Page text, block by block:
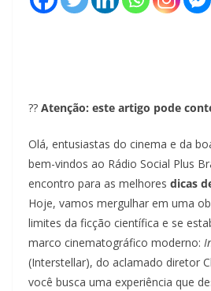
?? Atenção: este artigo pode
Olá, entusiastas do cinema e da
bem-vindos ao Rádio Social Plus
encontro para as melhores dicas
Hoje, vamos mergulhar em uma
limites da ficção científica e se
marco cinematográfico moderno:
(Interstellar), do aclamado diretor
você busca uma experiência que